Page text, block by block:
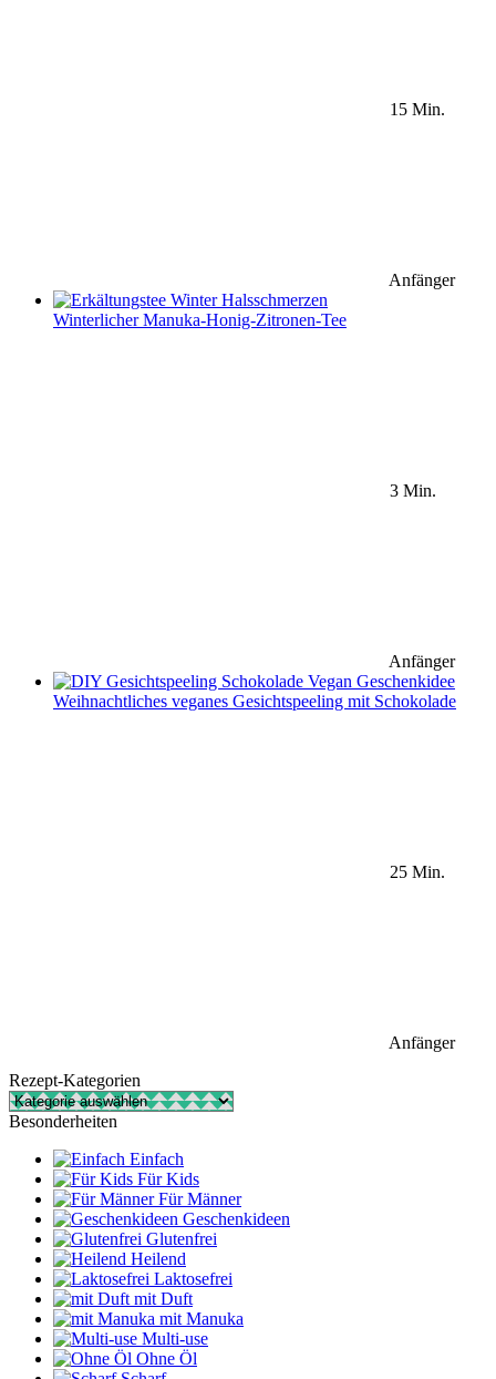
15 Min.
Anfänger
Winterlicher Manuka-Honig-Zitronen-Tee
3 Min.
Anfänger
Weihnachtliches veganes Gesichtspeeling mit Schokolade
25 Min.
Anfänger
Rezept-Kategorien
Rezept-
Kategorien
Besonderheiten
Einfach
Für Kids
Für Männer
Geschenkideen
Glutenfrei
Heilend
Laktosefrei
mit Duft
mit Manuka
Multi-use
Ohne Öl